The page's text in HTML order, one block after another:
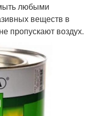
любыми
веществ в
пропускают воздух.